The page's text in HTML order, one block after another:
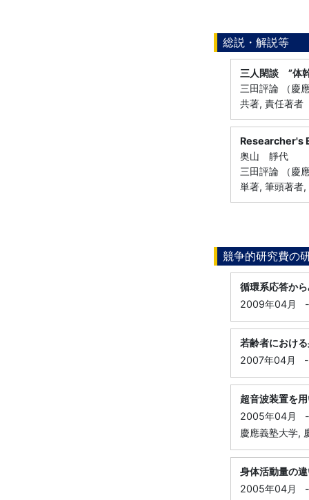
総説・解説等
三人閑談 ”体
三田評論 （
共著, 責任著者
Researcher's
奥山 靜代
三田評論 （
単著, 筆頭著者,
競争的研究費の
循環系応答か
2009年04月
-
若齢者におけ
2007年04月
-
超音波装置を
2005年04月
-
慶應義塾大学,
身体活動量の
2005年04月
-